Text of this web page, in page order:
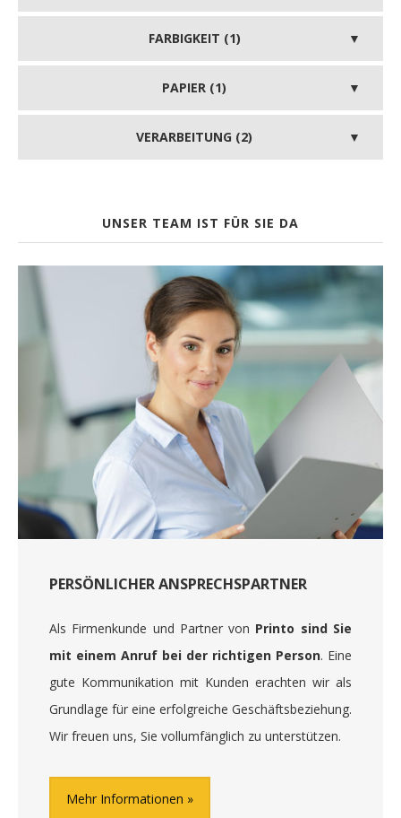
FARBIGKEIT (1)
PAPIER (1)
VERARBEITUNG (2)
UNSER TEAM IST FÜR SIE DA
PERSÖNLICHER ANSPRECHSPARTNER
Als Firmenkunde und Partner von Printo sind Sie
mit einem Anruf bei der richtigen Person. Eine
gute Kommunikation mit Kunden erachten wir als
Grundlage für eine erfolgreiche Geschäftsbeziehung.
Wir freuen uns, Sie vollumfänglich zu unterstützen.
Mehr Informationen